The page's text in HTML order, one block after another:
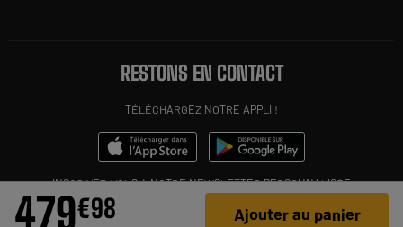
479€98 Ajouter au panier
RESTONS EN CONTACT
TÉLÉCHARGEZ NOTRE APPLI !
INSCRIVEZ-VOUS À NOTRE NEWSLETTER PERSONNALISÉE
OK